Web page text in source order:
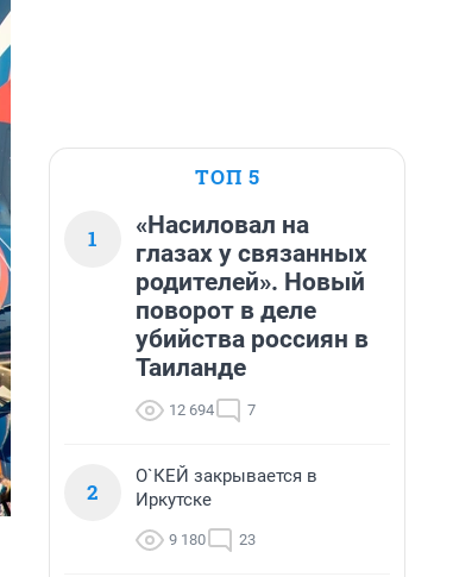
ТОП 5
1
«Насиловал на
глазах у связанных
родителей». Новый
поворот в деле
убийства россиян в
Таиланде
12 694 7
2
О`КЕЙ закрывается в
Иркутске
9 180 23